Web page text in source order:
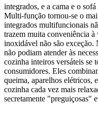
integrados, e a cama e o
Multi-função tornou-se o
integrados multifuncionais
trazem muita conveniência
inoxidável não são exceção.
não podiam atender às
cozinha inteiros versáteis se
consumidores. Eles
queima, aparelhos elétricos,
cozinha cada vez mais
secretamente "preguiçosas"